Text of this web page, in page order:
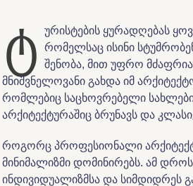
ტ
ურისტების ყურადღებას
რომელსაც ისინი
შენობა, მით უფრო
მნიშვნელოვანი გახდა იმ
რომლებიც საცხოვრებელი
არქიტექტურაშიც ბრუნავს და
როგორც პროფესიონალი
მინიმალიზმი დომინირებს. ამ
ინდივიდუალიზმსა და სიმდიდრეს